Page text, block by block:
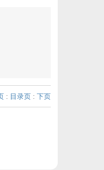
: 目录页 : 下页